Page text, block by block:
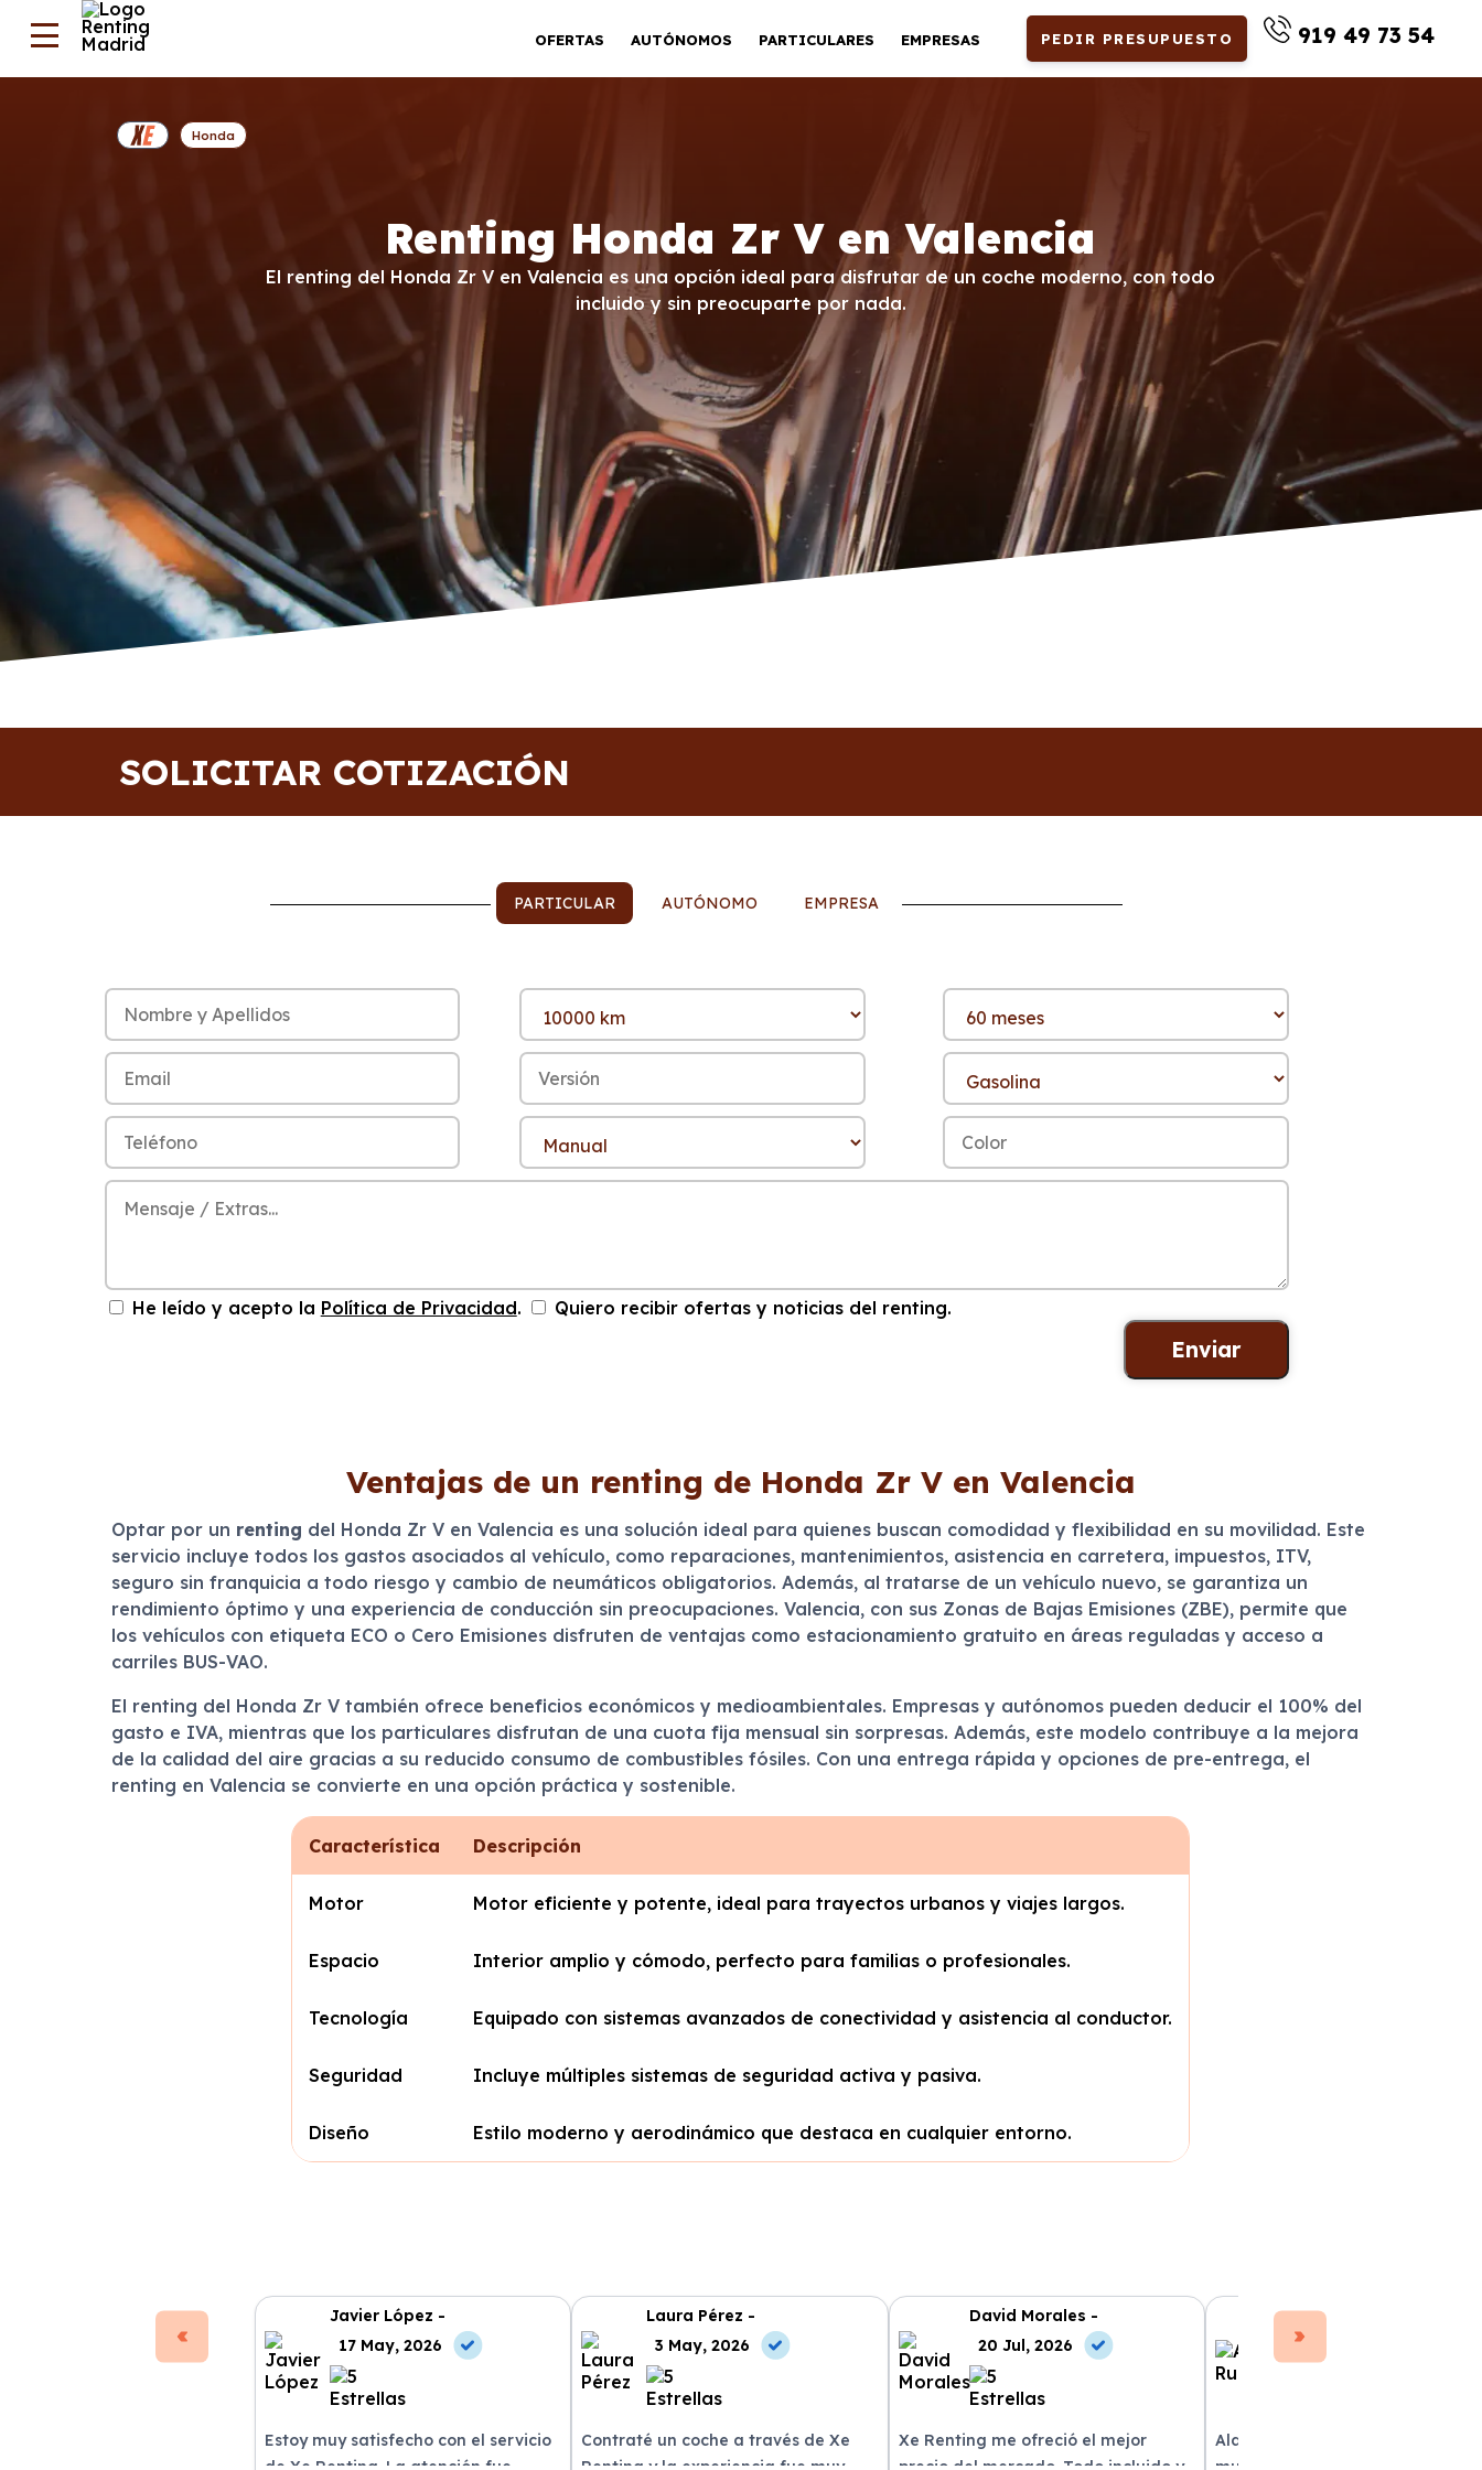
OFERTAS AUTÓNOMOS PARTICULARES EMPRESAS PEDIR PRESUPUESTO 919 49 73 54
Renting Honda Zr V en Valencia
El renting del Honda Zr V en Valencia es una opción ideal para disfrutar de un coche moderno, con todo
incluido y sin preocuparte por nada.
Honda
SOLICITAR COTIZACIÓN
PARTICULAR AUTÓNOMO EMPRESA
He leído y acepto la Política de Privacidad. Quiero recibir ofertas y noticias del renting.
Ventajas de un renting de Honda Zr V en Valencia
Optar por un renting del Honda Zr V en Valencia es una solución ideal para quienes buscan comodidad y flexibilidad en su movilidad. Este
servicio incluye todos los gastos asociados al vehículo, como reparaciones, mantenimientos, asistencia en carretera, impuestos, ITV,
seguro sin franquicia a todo riesgo y cambio de neumáticos obligatorios. Además, al tratarse de un vehículo nuevo, se garantiza un
rendimiento óptimo y una experiencia de conducción sin preocupaciones. Valencia, con sus Zonas de Bajas Emisiones (ZBE), permite que
los vehículos con etiqueta ECO o Cero Emisiones disfruten de ventajas como estacionamiento gratuito en áreas reguladas y acceso a
carriles BUS-VAO.
El renting del Honda Zr V también ofrece beneficios económicos y medioambientales. Empresas y autónomos pueden deducir el 100% del
gasto e IVA, mientras que los particulares disfrutan de una cuota fija mensual sin sorpresas. Además, este modelo contribuye a la mejora
de la calidad del aire gracias a su reducido consumo de combustibles fósiles. Con una entrega rápida y opciones de pre-entrega, el
renting en Valencia se convierte en una opción práctica y sostenible.
Característica Descripción
Motor Motor eficiente y potente, ideal para trayectos urbanos y viajes largos.
Espacio Interior amplio y cómodo, perfecto para familias o profesionales.
Tecnología Equipado con sistemas avanzados de conectividad y asistencia al conductor.
Seguridad Incluye múltiples sistemas de seguridad activa y pasiva.
Diseño Estilo moderno y aerodinámico que destaca en cualquier entorno.
Javier López -
17 May, 2026
Estoy muy satisfecho con el servicio
Laura Pérez -
3 May, 2026
Contraté un coche a través de Xe
David Morales -
20 Jul, 2026
Xe Renting me ofreció el mejor
Ana Ruiz -
10 Jul, 2026
Alquilar un coche con Xe